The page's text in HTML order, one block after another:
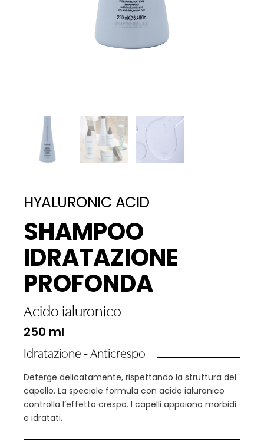
HYALURONIC ACID
SHAMPOO
IDRATAZIONE
PROFONDA
Acido ialuronico
250 ml
Idratazione - Anticrespo
Deterge delicatamente, rispettando la struttura del
capello. La speciale formula con acido ialuronico
controlla l’effetto crespo. I capelli appaiono morbidi
e idratati.